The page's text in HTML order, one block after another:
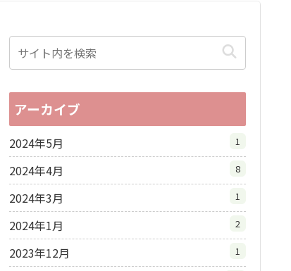
アーカイブ
2024年5月 1
2024年4月 8
2024年3月 1
2024年1月 2
2023年12月 1